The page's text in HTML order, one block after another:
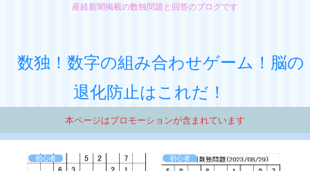
産経新聞掲載の数独問題と回答のブログです
数独！数字の組み合わせゲーム！脳の
退化防止はこれだ！
本ページはプロモーションが含まれています
初心者 初心者